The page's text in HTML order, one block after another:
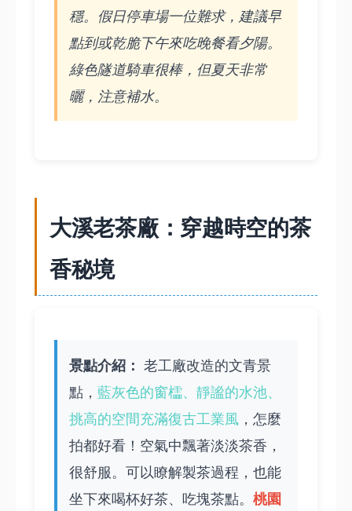
穩。假日停車場一位難求，建議早
點到或乾脆下午來吃晚餐看夕陽。
綠色隧道騎車很棒，但夏天非常
曬，注意補水。
大溪老茶廠：穿越時空的茶
香秘境
景點介紹： 老工廠改造的文青景
點， 藍灰色的窗櫺、靜謐的水池、
挑高的空間充滿復古工業風 ，怎麼
拍都好看！空氣中飄著淡淡茶香，
很舒服。可以瞭解製茶過程，也能
坐下來喝杯好茶、吃塊茶點。 桃園